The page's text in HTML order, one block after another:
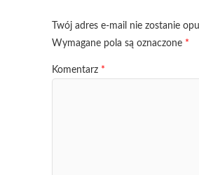
Twój adres e-mail nie zostanie
Wymagane pola są oznaczone *
Komentarz *